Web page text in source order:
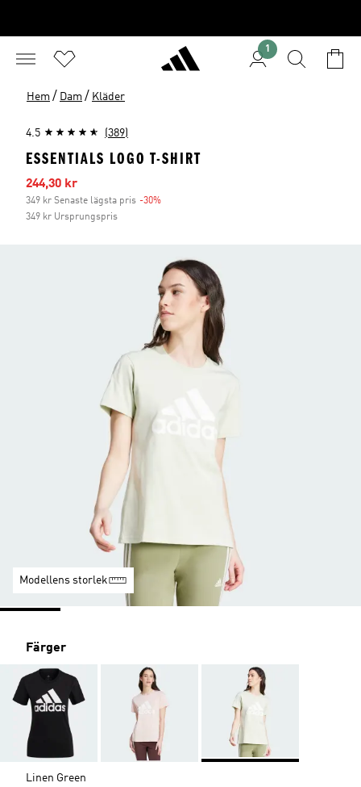
1
Hem / Dam / Kläder
4.5 (389)
ESSENTIALS LOGO T-SHIRT
Reapris
244,30 kr
349 kr Senaste lägsta pris -30%
349 kr Ursprungspris
Modellens storlek
Färger
Linen Green